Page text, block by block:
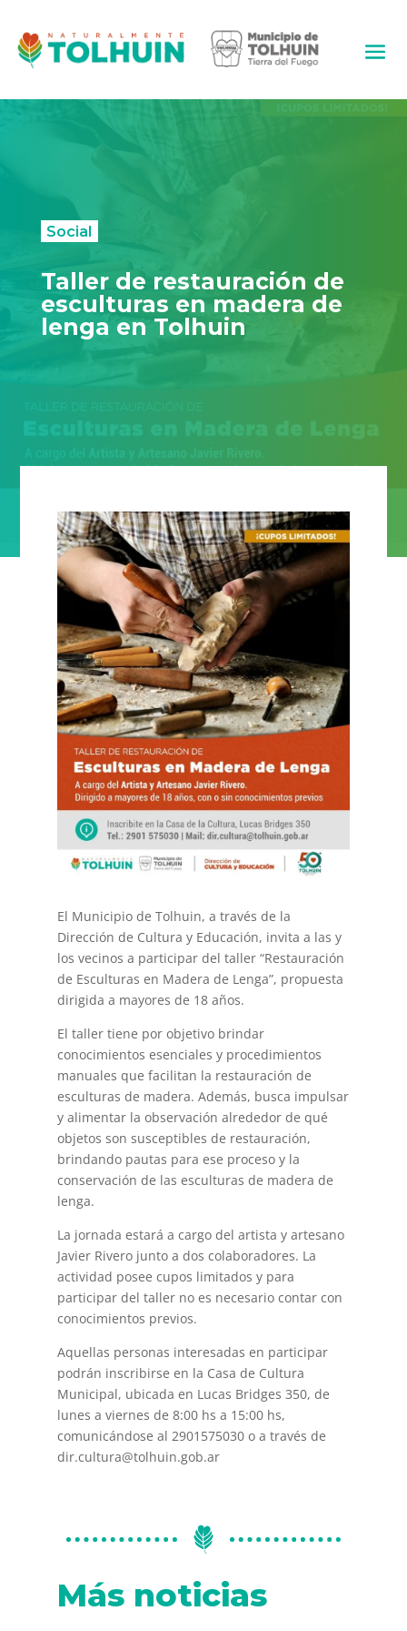
Social
Taller de restauración de
esculturas en madera de
lenga en Tolhuin
El Municipio de Tolhuin, a través de la
Dirección de Cultura y Educación, invita a las y
los vecinos a participar del taller “Restauración
de Esculturas en Madera de Lenga”, propuesta
dirigida a mayores de 18 años.
El taller tiene por objetivo brindar
conocimientos esenciales y procedimientos
manuales que facilitan la restauración de
esculturas de madera. Además, busca impulsar
y alimentar la observación alrededor de qué
objetos son susceptibles de restauración,
brindando pautas para ese proceso y la
conservación de las esculturas de madera de
lenga.
La jornada estará a cargo del artista y artesano
Javier Rivero junto a dos colaboradores. La
actividad posee cupos limitados y para
participar del taller no es necesario contar con
conocimientos previos.
Aquellas personas interesadas en participar
podrán inscribirse en la Casa de Cultura
Municipal, ubicada en Lucas Bridges 350, de
lunes a viernes de 8:00 hs a 15:00 hs,
comunicándose al 2901575030 o a través de
dir.cultura@tolhuin.gob.ar
Más noticias